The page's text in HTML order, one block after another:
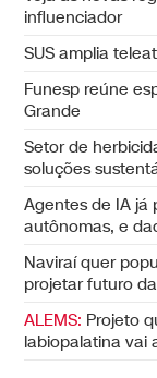
influenciador
SUS amplia
Funesp reúne
Grande
Setor de
soluções
Agentes de IA já
autônomas, e
Naviraí quer
projetar futuro
ALEMS: Projeto
labiopalatina vai